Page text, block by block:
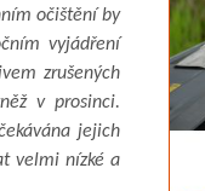
očištění by
vyjádření
zrušených
v prosinci.
jejich
velmi nízké a